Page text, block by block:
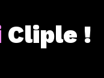
Cliple !